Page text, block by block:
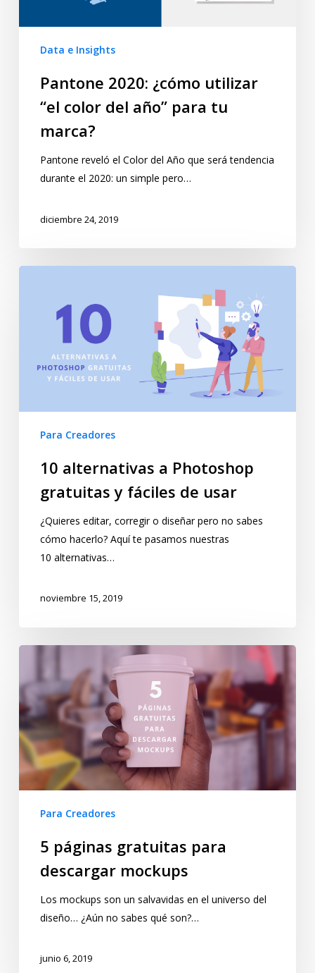
Data e Insights
Pantone 2020: ¿cómo utilizar
“el color del año” para tu
marca?
Pantone reveló el Color del Año que será tendencia
durante el 2020: un simple pero…
diciembre 24, 2019
Para Creadores
10 alternativas a Photoshop
gratuitas y fáciles de usar
¿Quieres editar, corregir o diseñar pero no sabes
cómo hacerlo? Aquí te pasamos nuestras
10 alternativas…
noviembre 15, 2019
Para Creadores
5 páginas gratuitas para
descargar mockups
Los mockups son un salvavidas en el universo del
diseño… ¿Aún no sabes qué son?…
junio 6, 2019